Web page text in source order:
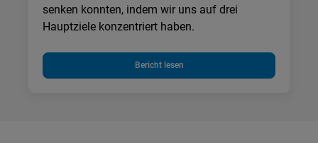
senken konnten, indem wir uns auf drei
Hauptziele konzentriert haben.
Bericht lesen